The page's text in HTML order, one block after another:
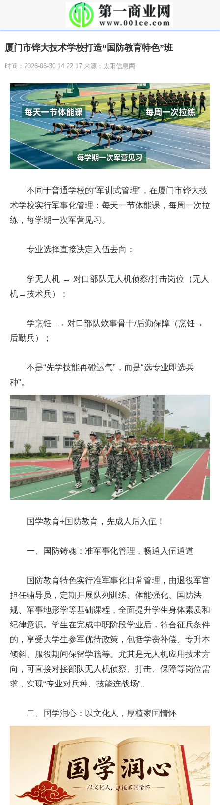
厦门市铧大技术学校打造“国防教育特色”班
时间：2026-06-30 14:22:17 来源：太阳信息网
不同于普通学校的“军训式管理”，在厦门市铧大技
术学校实行军事化管理：每天一节体能课，每周一次拉
练，每学期一次军营见习。
专业选择直接决定入伍去向：
学无人机 → 对口部队无人机侦察/打击岗位（无人
机→技术兵）；
学烹饪 → 对口部队炊事骨干/后勤保障（烹饪→
后勤兵）；
不是“先学技能再碰运气”，而是“选专业即选兵
种”。
国学教育+国防教育，先成人后入伍！
一、国防铸魂：准军事化管理，畅通入伍通道
国防教育特色实行准军事化日常管理，由退役军官
担任辅导员，定期开展队列训练、体能强化、国防法
规、军事地形学等基础课程，全面提升学生身体素质和
纪律意识。学生在完成中职阶段学业后，符合征兵条件
的，享受大学生参军优待政策，包括学费补偿、专升本
倾斜、服役期间保留学籍等。尤其是无人机应用技术方
向，可直接对接部队无人机侦察、打击、保障等岗位需
求，实现“专业对兵种、技能连战场”。
二、国学润心：以文化人，厚植家国情怀